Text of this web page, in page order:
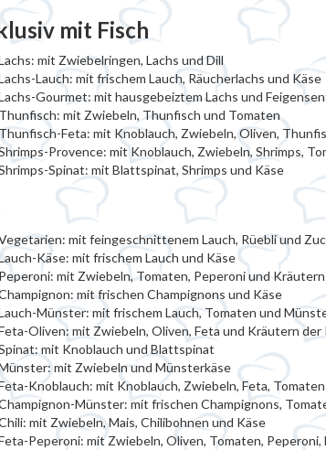
mit Fisch
mit Zwiebelringen, Lachs und Dill
Lauch: mit frischem Lauch, Räucherlachs und Käse
Gourmet: mit hausgebeiztem Lachs und
mit Zwiebeln, Thunfisch und Tomaten
Feta: mit Knoblauch, Zwiebeln, Oliven,
Provence: mit Knoblauch, Zwiebeln, Shrimps,
Spinat: mit Blattspinat, Shrimps und Käse
mit feingeschnittenem Lauch, Rüebli und
Käse: mit frischem Lauch und Käse
mit Zwiebeln, Tomaten, Peperoni und
mit frischen Champignons und Käse
Münster: mit frischem Lauch, Tomaten und
Oliven: mit Zwiebeln, Oliven, Feta und Kräutern der
mit Knoblauch und Blattspinat
mit Zwiebeln und Münsterkäse
Knoblauch: mit Knoblauch, Zwiebeln, Feta,
Münster: mit frischen Champignons,
mit Zwiebeln, Mais, Chilibohnen und Käse
Peperoni: mit Zwiebeln, Oliven, Tomaten,